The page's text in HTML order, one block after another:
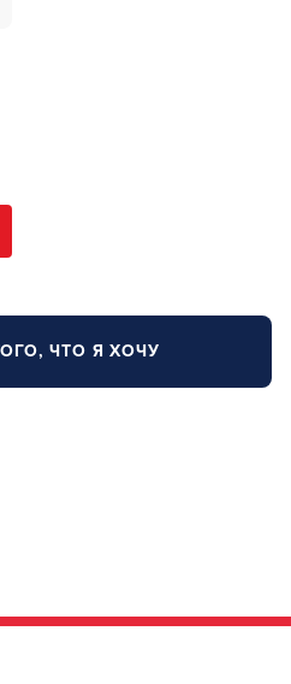
ЧТО Я ХОЧУ
заказы — удобнее и